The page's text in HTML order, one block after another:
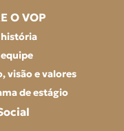
O VOP
história
visão e valores
de estágio